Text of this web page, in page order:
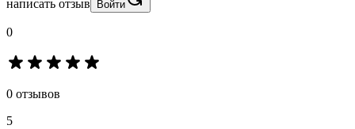
написать отзыв
Войти
0
0 отзывов
5